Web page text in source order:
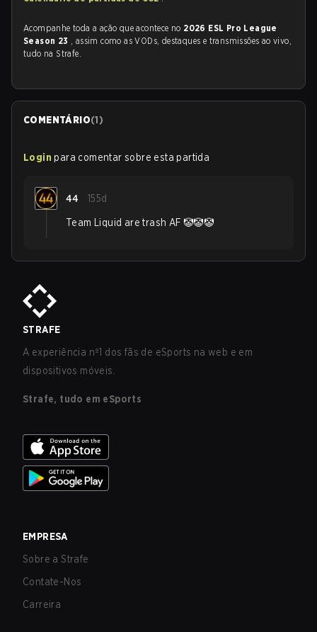
Acompanhe toda a ação que acontece no 2026 ESL Pro League
Season 23 , assim como as VODs, destaques e transmissões ao vivo,
tudo na Strafe.
COMENTÁRIO(1)
Login para comentar sobre esta partida
44 155d
Team Liquid are trash AF 🤡🤡🤡
STRAFE
A experiência nº1 dos fãs de eSports na web e em
dispositivos móveis.
Strafe, tudo em eSports
EMPRESA
Sobre a Strafe
Contate-Nos
Carreira